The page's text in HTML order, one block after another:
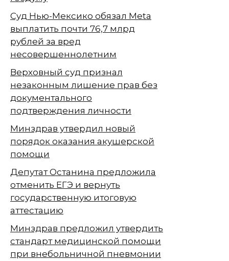
Суд Нью-Мексико обязал Meta
выплатить почти 76,7 млрд
рублей за вред
несовершеннолетним
Верховный суд признал
незаконным лишение прав без
документального
подтверждения личности
Минздрав утвердил новый
порядок оказания акушерской
помощи
Депутат Останина предложила
отменить ЕГЭ и вернуть
государственную итоговую
аттестацию
Минздрав предложил утвердить
стандарт медицинской помощи
при внебольничной пневмонии